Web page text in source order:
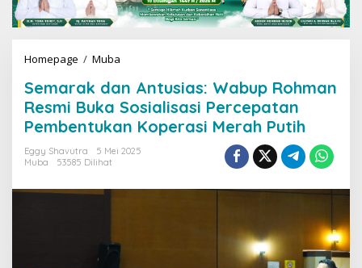
Homepage / Muba
m
a
r
a
k
n
u
Semarak dan Antusias: Wabup Rohman
Resmi Buka Sosialisasi Percepatan
Pembentukan Koperasi Merah Putih
Eggy Shavutra
5 Mei 2025
Muba
53585 Dilihat